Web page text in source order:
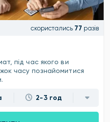
скористались 77 разів
під час якого ви
часу познайомитися
2-3 год